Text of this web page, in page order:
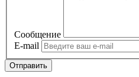
Сообщение
E-mail
Отправить